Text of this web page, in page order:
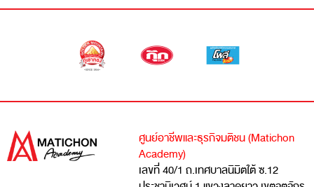
ศูนย์อาชีพและธุรกิจมติชน (Matichon
Academy)
เลขที่ 40/1 ถ.เทศบาลนิมิตใต้ ซ.12